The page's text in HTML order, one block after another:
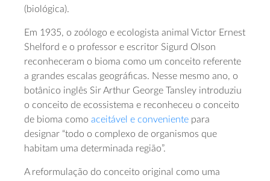
(biológica).
Em 1935, o zoólogo e ecologista animal Victor Ernest
Shelford e o professor e escritor Sigurd Olson
reconheceram o bioma como um conceito referente
a grandes escalas geográficas. Nesse mesmo ano, o
botânico inglês Sir Arthur George Tansley introduziu
o conceito de ecossistema e reconheceu o conceito
de bioma como aceitável e conveniente para
designar “todo o complexo de organismos que
habitam uma determinada região”.
A reformulação do conceito original como uma